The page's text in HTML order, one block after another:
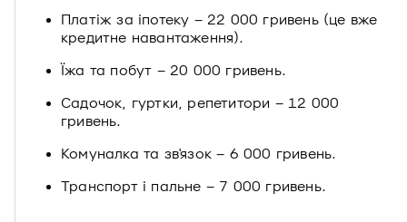
Платіж за іпотеку – 22 000 гривень (це вже
кредитне навантаження).
Їжа та побут – 20 000 гривень.
Садочок, гуртки, репетитори – 12 000
гривень.
Комуналка та зв'язок – 6 000 гривень.
Транспорт і пальне – 7 000 гривень.